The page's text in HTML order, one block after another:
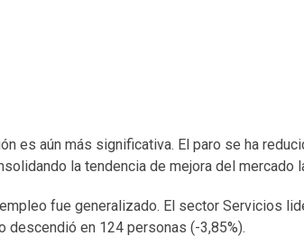
es aún más significativa. El paro se ha
la tendencia de mejora del mercado
fue generalizado. El sector Servicios
descendió en 124 personas (-3,85%).